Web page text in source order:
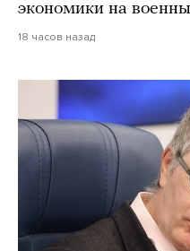
экономики на
18 часов назад